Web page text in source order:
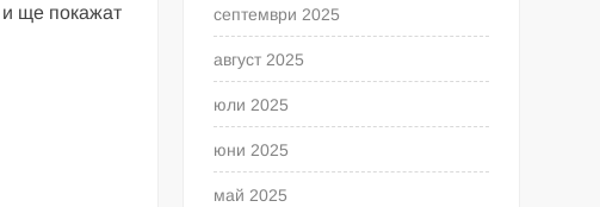
и ще покажат
септември 2025
август 2025
юли 2025
юни 2025
май 2025